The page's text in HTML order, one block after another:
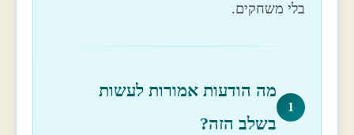
בלי משחקים.
1
מה הודעות אמורות לעשות
בשלב הזה?